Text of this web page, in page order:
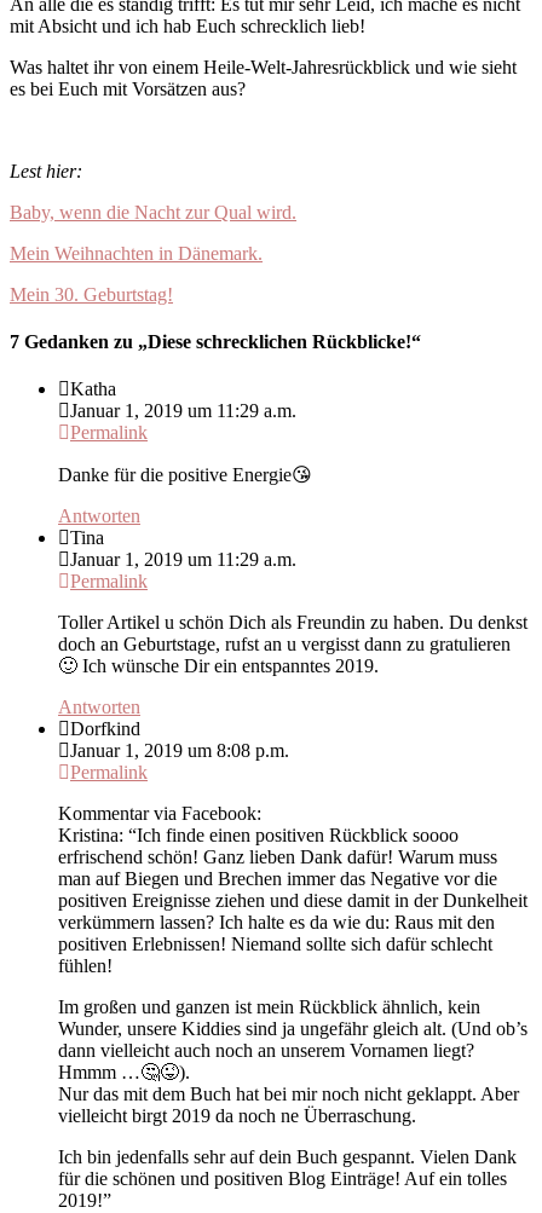
mit Absicht und ich hab Euch schrecklich lieb!
Was haltet ihr von einem Heile-Welt-Jahresrückblick und wie sieht
es bei Euch mit Vorsätzen aus?
Lest hier:
Baby, wenn die Nacht zur Qual wird.
Mein Weihnachten in Dänemark.
Mein 30. Geburtstag!
7 Gedanken zu „Diese schrecklichen Rückblicke!“
Katha
Januar 1, 2019 um 11:29 a.m.
Permalink
Danke für die positive Energie😘
Antworten
Tina
Januar 1, 2019 um 11:29 a.m.
Permalink
Toller Artikel u schön Dich als Freundin zu haben. Du denkst
doch an Geburtstage, rufst an u vergisst dann zu gratulieren
🙂 Ich wünsche Dir ein entspanntes 2019.
Antworten
Dorfkind
Januar 1, 2019 um 8:08 p.m.
Permalink
Kommentar via Facebook:
Kristina: “Ich finde einen positiven Rückblick soooo
erfrischend schön! Ganz lieben Dank dafür! Warum muss
man auf Biegen und Brechen immer das Negative vor die
positiven Ereignisse ziehen und diese damit in der Dunkelheit
verkümmern lassen? Ich halte es da wie du: Raus mit den
positiven Erlebnissen! Niemand sollte sich dafür schlecht
fühlen!
Im großen und ganzen ist mein Rückblick ähnlich, kein
Wunder, unsere Kiddies sind ja ungefähr gleich alt. (Und ob’s
dann vielleicht auch noch an unserem Vornamen liegt?
Hmmm …🤔😜).
Nur das mit dem Buch hat bei mir noch nicht geklappt. Aber
vielleicht birgt 2019 da noch ne Überraschung.
Ich bin jedenfalls sehr auf dein Buch gespannt. Vielen Dank
für die schönen und positiven Blog Einträge! Auf ein tolles
2019!”